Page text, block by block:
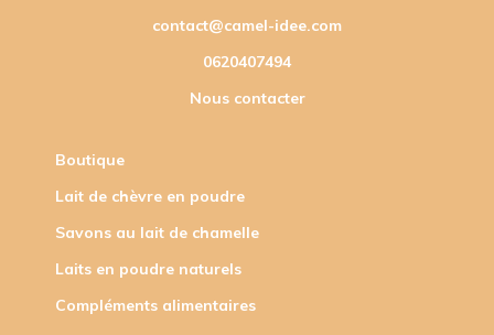
contact@camel-idee.com
0620407494
Nous contacter
Boutique
Lait de chèvre en poudre
Savons au lait de chamelle
Laits en poudre naturels
Compléments alimentaires